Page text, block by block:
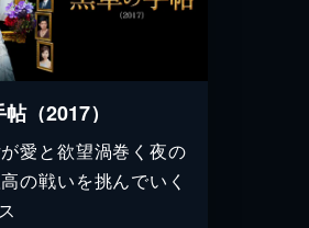
（2017）
愛と欲望渦巻く夜の
の戦いを挑んでいく